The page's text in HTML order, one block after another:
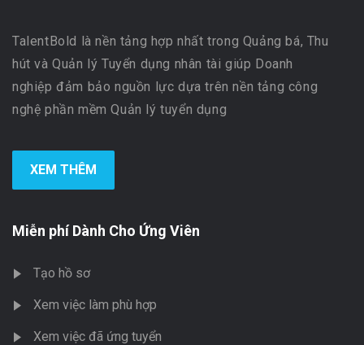
TalentBold là nền tảng hợp nhất trong Quảng bá, Thu
hút và Quản lý Tuyển dụng nhân tài giúp Doanh
nghiệp đảm bảo nguồn lực dựa trên nền tảng công
nghệ phần mềm Quản lý tuyển dụng
XEM THÊM
Miễn phí Dành Cho Ứng Viên
Tạo hồ sơ
Xem việc làm phù hợp
Xem việc đã ứng tuyển